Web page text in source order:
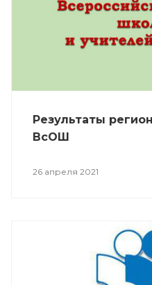
Результаты
ВсОШ
26 апреля 2021